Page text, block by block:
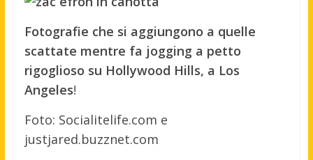
Fotografie che si aggiungono a quelle
scattate mentre fa jogging a petto
rigoglioso su Hollywood Hills, a Los
Angeles!
Foto: Socialitelife.com e
justjared.buzznet.com